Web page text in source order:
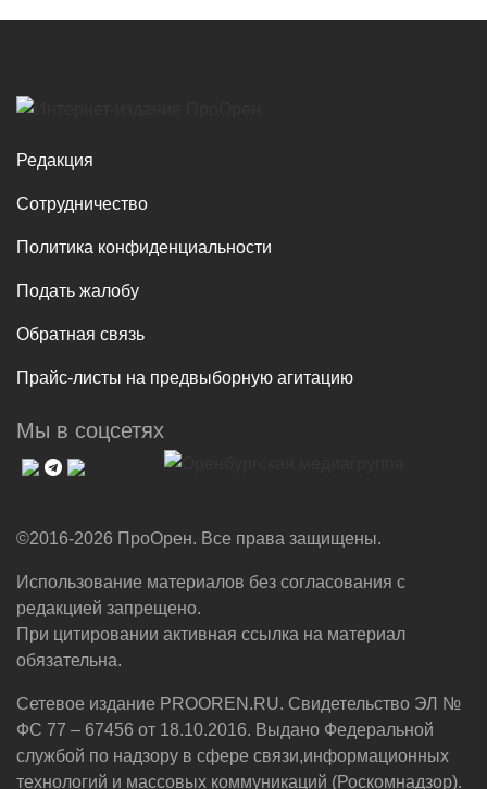
Редакция
Сотрудничество
Политика конфиденциальности
Подать жалобу
Обратная связь
Прайс-листы на предвыборную агитацию
Мы в соцсетях
©2016-2026 ПроОрен. Все права защищены.
Использование материалов без согласования с
редакцией запрещено.
При цитировании активная ссылка на материал
обязательна.
Сетевое издание PROOREN.RU. Свидетельство ЭЛ №
ФС 77 – 67456 от 18.10.2016. Выдано Федеральной
службой по надзору в сфере связи,информационных
технологий и массовых коммуникаций (Роскомнадзор).